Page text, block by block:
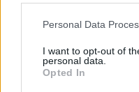
Personal Data
I want to opt-out of
personal data.
Opted In